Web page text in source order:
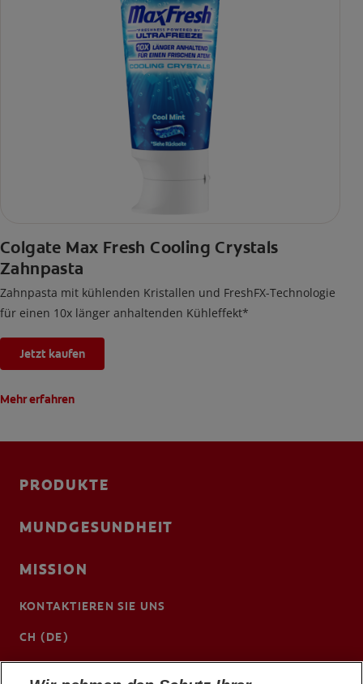
Colgate Max Fresh Cooling Crystals
Zahnpasta
Zahnpasta mit kühlenden Kristallen und FreshFX-Technologie
für einen 10x länger anhaltenden Kühleffekt*
Jetzt kaufen
Mehr erfahren
PRODUKTE
MUNDGESUNDHEIT
MISSION
KONTAKTIEREN SIE UNS
CH (DE)